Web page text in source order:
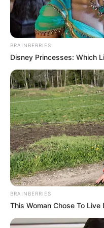
BRAINBERRIES
Disney Princesses: Which
BRAINBERRIES
This Woman Chose To Live